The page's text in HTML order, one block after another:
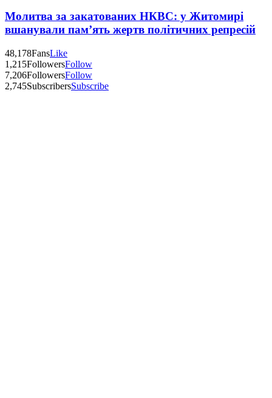
Молитва за закатованих НКВС: у Житомирі
вшанували пам’ять жертв політичних репресій
48,178FansLike
1,215FollowersFollow
7,206FollowersFollow
2,745SubscribersSubscribe